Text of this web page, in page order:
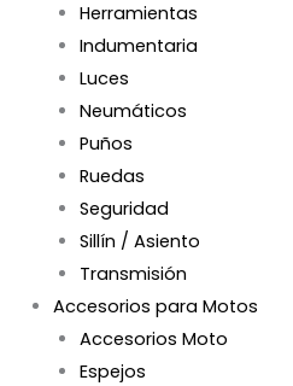
Herramientas
Indumentaria
Luces
Neumáticos
Puños
Ruedas
Seguridad
Sillín / Asiento
Transmisión
Accesorios para Motos
Accesorios Moto
Espejos